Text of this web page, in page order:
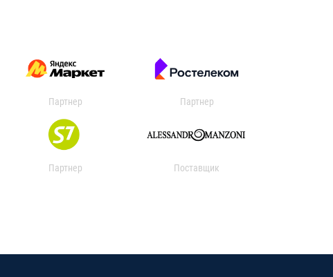
Партнер Партнер
Партнер Поставщик